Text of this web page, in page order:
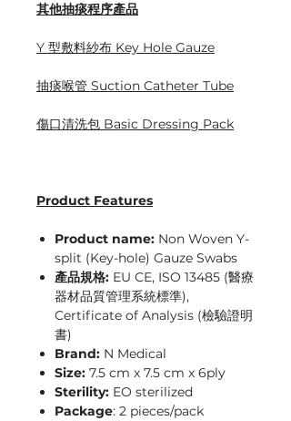
其他抽痰程序產品
Y 型敷料紗布 Key Hole Gauze
抽痰喉管 Suction Catheter Tube
傷口清洗包 Basic Dressing Pack
Product Features
Product name: Non Woven Y-
split (Key-hole) Gauze Swabs
產品規格: EU CE, ISO 13485 (醫療
器材品質管理系統標準),
Certificate of Analysis (檢驗證明
書)
Brand: N Medical
Size: 7.5 cm x 7.5 cm x 6ply
Sterility: EO sterilized
Package: 2 pieces/pack